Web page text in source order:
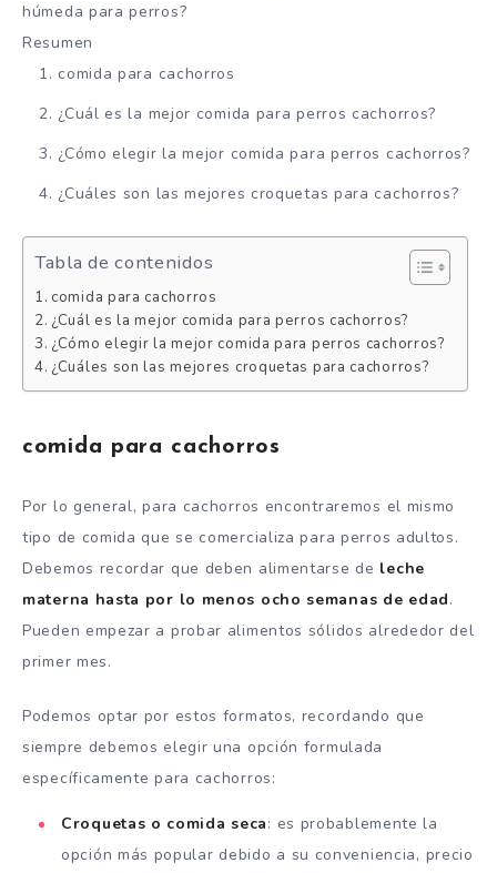
húmeda para perros?
Resumen
comida para cachorros
¿Cuál es la mejor comida para perros cachorros?
¿Cómo elegir la mejor comida para perros cachorros?
¿Cuáles son las mejores croquetas para cachorros?
Tabla de contenidos
comida para cachorros
¿Cuál es la mejor comida para perros cachorros?
¿Cómo elegir la mejor comida para perros cachorros?
¿Cuáles son las mejores croquetas para cachorros?
comida para cachorros
Por lo general, para cachorros encontraremos el mismo
tipo de comida que se comercializa para perros adultos.
Debemos recordar que deben alimentarse de leche
materna hasta por lo menos ocho semanas de edad.
Pueden empezar a probar alimentos sólidos alrededor del
primer mes.
Podemos optar por estos formatos, recordando que
siempre debemos elegir una opción formulada
específicamente para cachorros:
Croquetas o comida seca: es probablemente la
opción más popular debido a su conveniencia, precio